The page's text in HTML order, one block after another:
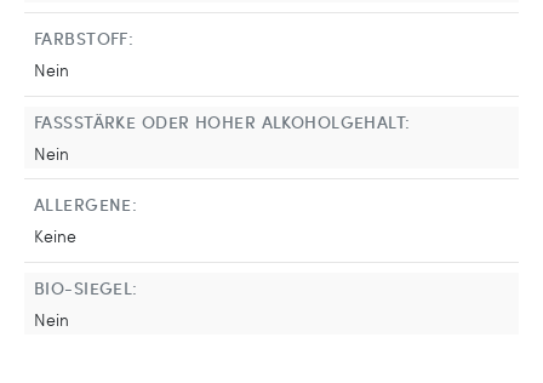
FARBSTOFF:
Nein
FASSSTÄRKE ODER HOHER ALKOHOLGEHALT:
Nein
ALLERGENE:
Keine
BIO-SIEGEL:
Nein